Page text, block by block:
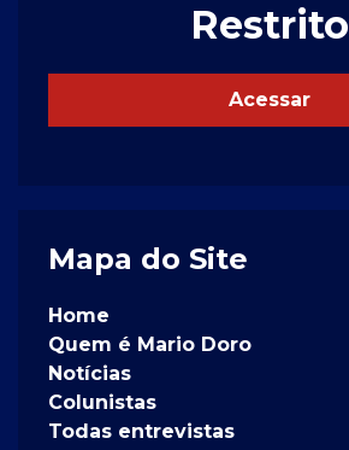
Restrito
Acessar
Mapa do Site
Home
Quem é Mario Doro
Notícias
Colunistas
Todas entrevistas